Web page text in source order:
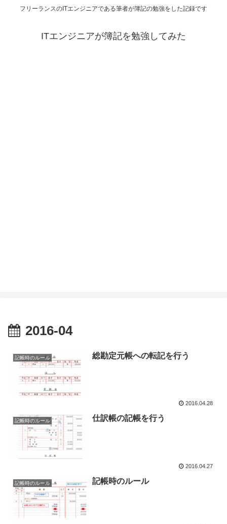
フリーランスのITエンジニアである筆者が簿記の勉強をした記録です
ITエンジニアが簿記を勉強してみた
2016-04
記帳時のルール 総勘定元帳への転記を行う
2016.04.28
記帳時のルール 仕訳帳の記帳を行う
2016.04.27
記帳時のルール 記帳時のルール